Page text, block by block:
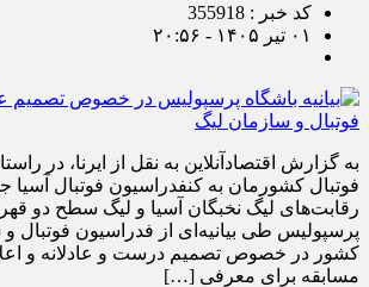
کد خبر : 355918
۰۱ تیر ۱۴۰۵ - ۲۰:۵۶
به گزارش اقتصادآنلاین به نقل از ایرنا، در
فوتبال کشورمان به کنفدراسیون فوتبال
رقابت‌های لیگ نخبگان آسیا و لیگ سطح دو
پرسپولیس طی بیانیه‌ای از فدراسیون فوتبال
کشور در خصوص تصمیم درست و عادلانه و
مسابقه برای معرفی […]